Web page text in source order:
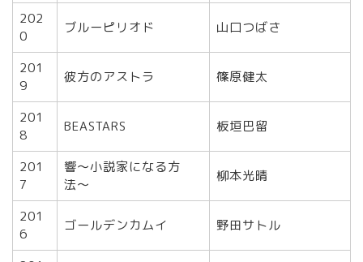
202
0
ブルーピリオド 山口つばさ
201
9
彼方のアストラ 篠原健太
201
8
BEASTARS 板垣巴留
201
7
響〜小説家になる方
法〜
柳本光晴
201
6
ゴールデンカムイ 野田サトル